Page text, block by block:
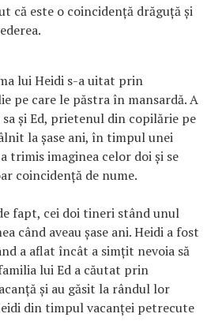
că este o coincidență drăguță și
lui Heidi s-a uitat prin
pe care le păstra în mansardă. A
și Ed, prietenul din copilărie pe
la șase ani, în timpul unei
trimis imaginea celor doi și se
coincidență de nume.
fapt, cei doi tineri stând unul
când aveau șase ani. Heidi a fost
a aflat încât a simțit nevoia să
lui Ed a căutat prin
și au găsit la rândul lor
din timpul vacanței petrecute